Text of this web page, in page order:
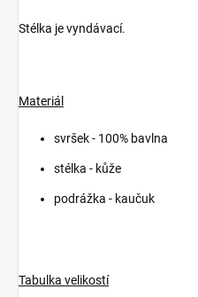
Stélka je vyndávací.
Materiál
svršek - 100% bavlna
stélka - kůže
podrážka - kaučuk
Tabulka velikostí